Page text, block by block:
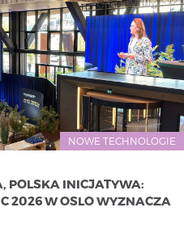
NOWE TECHNOLOGIE
POLSKA INICJATYWA:
2026 W OSLO WYZNACZA